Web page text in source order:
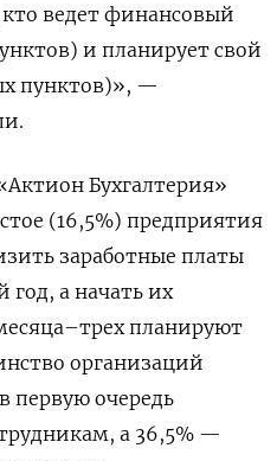
ведет финансовый
и планирует свой
пунктов)», —
Бухгалтерия»
(16,5%) предприятия
заработные платы
а начать их
планируют
организаций
первую очередь
а 36,5% —